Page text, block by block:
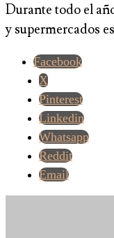
Durante todo el
y supermercados
Facebook
X
Pinterest
Linkedin
Whatsapp
Reddit
Email